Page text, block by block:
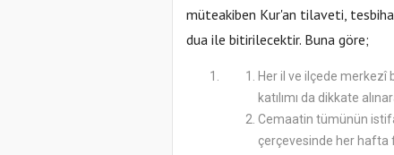
müteakiben Kur'an tilaveti,
dua ile bitirilecektir. Buna göre;
Her il ve ilçede
katılımı da dikkate
Cemaatin tümünün
çerçevesinde her hafta